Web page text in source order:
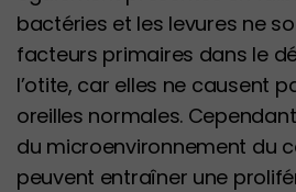
bactéries et les levures ne
facteurs primaires dans le
l’otite, car elles ne causent
oreilles normales.
du microenvironnement du
peuvent entraîner une